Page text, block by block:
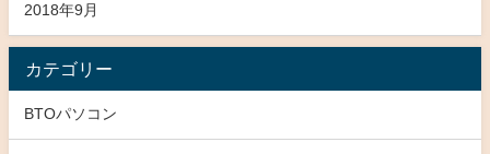
2018年9月
カテゴリー
BTOパソコン